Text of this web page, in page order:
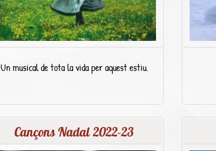
Un musical de tota la vida per aquest estiu.
Cançons Nadal 2022-23